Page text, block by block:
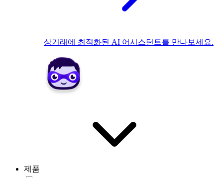
상거래에 최적화된 AI 어시스턴트를 만나보세요.
제품